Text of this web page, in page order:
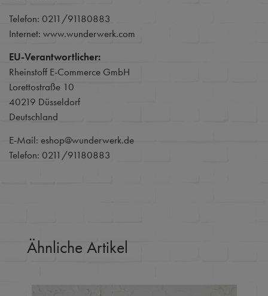
Telefon: 0211/91180883
Internet: www.wunderwerk.com
EU-Verantwortlicher:
Rheinstoff E-Commerce GmbH
Lorettostraße 10
40219 Düsseldorf
Deutschland
E-Mail: eshop@wunderwerk.de
Telefon: 0211/91180883
Ähnliche Artikel